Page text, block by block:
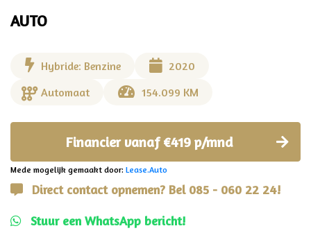
AUTO
Hybride: Benzine
2020
Automaat
154.099 KM
Financier vanaf €419 p/mnd
Mede mogelijk gemaakt door: Lease.Auto
Direct contact opnemen? Bel 085 - 060 22 24!
Stuur een WhatsApp bericht!